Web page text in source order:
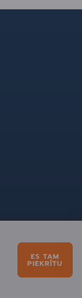
ES TAM
PIEKRĪTU